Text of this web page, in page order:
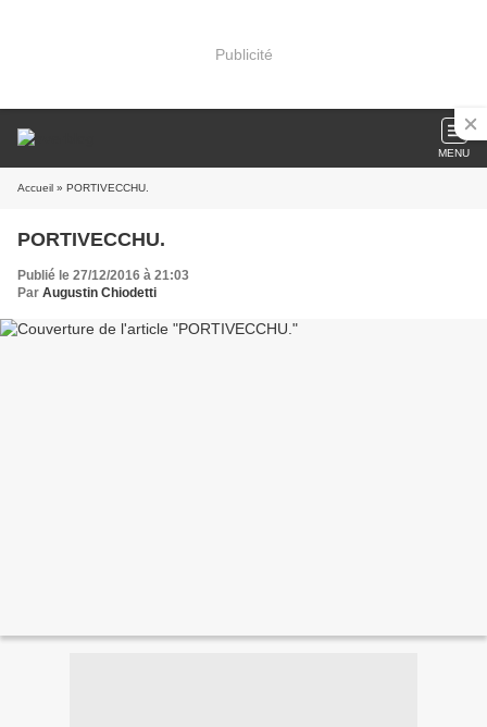
Publicité
MENU
Accueil » PORTIVECCHU.
PORTIVECCHU.
Publié le 27/12/2016 à 21:03
Par Augustin Chiodetti